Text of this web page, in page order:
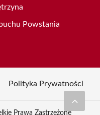
Powstania
Polityka Prywatności
Prawa Zastrzeżone